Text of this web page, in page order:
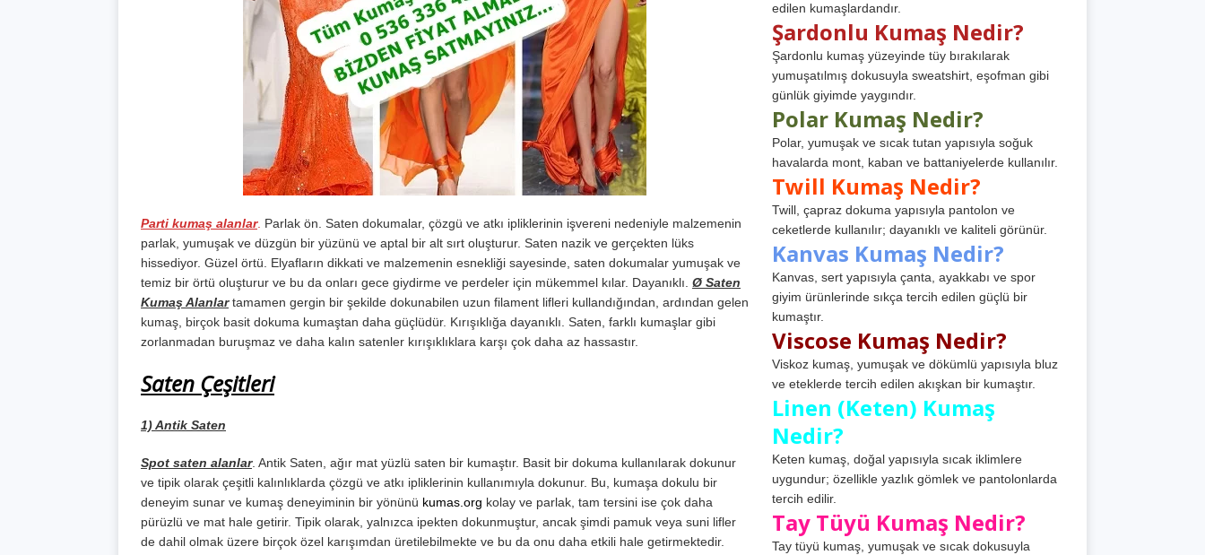
Parti kumaş alanlar. Parlak ön. Saten dokumalar, çözgü ve atkı ipliklerinin işvereni nedeniyle malzemenin
parlak, yumuşak ve düzgün bir yüzünü ve aptal bir alt sırt oluşturur. Saten nazik ve gerçekten lüks
hissediyor. Güzel örtü. Elyafların dikkati ve malzemenin esnekliği sayesinde, saten dokumalar yumuşak ve
temiz bir örtü oluşturur ve bu da onları gece giydirme ve perdeler için mükemmel kılar. Dayanıklı. Ø Saten
Kumaş Alanlartamamen gergin bir şekilde dokunabilen uzun filament lifleri kullandığından, ardından gelen
kumaş, birçok basit dokuma kumaştan daha güçlüdür. Kırışıklığa dayanıklı. Saten, farklı kumaşlar gibi
zorlanmadan buruşmaz ve daha kalın satenler kırışıklıklara karşı çok daha az hassastır.
Saten Çeşitleri
1) Antik Saten
Spot saten alanlar. Antik Saten, ağır mat yüzlü saten bir kumaştır. Basit bir dokuma kullanılarak dokunur
ve tipik olarak çeşitli kalınlıklarda çözgü ve atkı ipliklerinin kullanımıyla dokunur. Bu, kumaşa dokulu bir
deneyim sunar ve kumaş deneyiminin bir yönünü kumas.org kolay ve parlak, tam tersini ise çok daha
pürüzlü ve mat hale getirir. Tipik olarak, yalnızca ipekten dokunmuştur, ancak şimdi pamuk veya suni lifler
de dahil olmak üzere birçok özel karışımdan üretilebilmekte ve bu da onu daha etkili hale getirmektedir.
edilen kumaşlardandır.
Şardonlu Kumaş Nedir?
Şardonlu kumaş yüzeyinde tüy bırakılarak
yumuşatılmış dokusuyla sweatshirt, eşofman gibi
günlük giyimde yaygındır.
Polar Kumaş Nedir?
Polar, yumuşak ve sıcak tutan yapısıyla soğuk
havalarda mont, kaban ve battaniyelerde kullanılır.
Twill Kumaş Nedir?
Twill, çapraz dokuma yapısıyla pantolon ve
ceketlerde kullanılır; dayanıklı ve kaliteli görünür.
Kanvas Kumaş Nedir?
Kanvas, sert yapısıyla çanta, ayakkabı ve spor
giyim ürünlerinde sıkça tercih edilen güçlü bir
kumaştır.
Viscose Kumaş Nedir?
Viskoz kumaş, yumuşak ve dökümlü yapısıyla bluz
ve eteklerde tercih edilen akışkan bir kumaştır.
Linen (Keten) Kumaş
Nedir?
Keten kumaş, doğal yapısıyla sıcak iklimlere
uygundur; özellikle yazlık gömlek ve pantolonlarda
tercih edilir.
Tay Tüyü Kumaş Nedir?
Tay tüyü kumaş, yumuşak ve sıcak dokusuyla